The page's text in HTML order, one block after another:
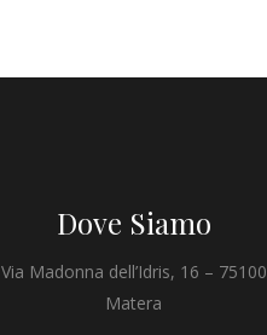
Dove Siamo
Via Madonna dell’Idris, 16 – 75100
Matera